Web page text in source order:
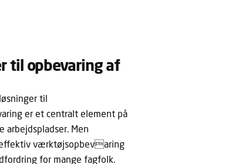
til opbevaring af
til
er et centralt element på
arbejdspladser. Men
værktøjsopbevaring
for mange fagfolk.